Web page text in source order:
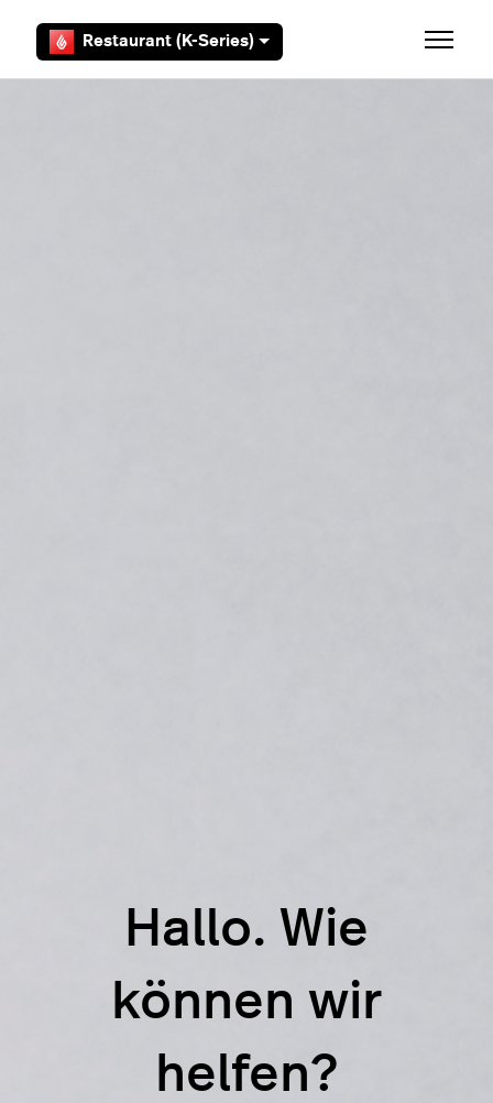
Restaurant (K-Series)
Hallo. Wie
können wir
helfen?